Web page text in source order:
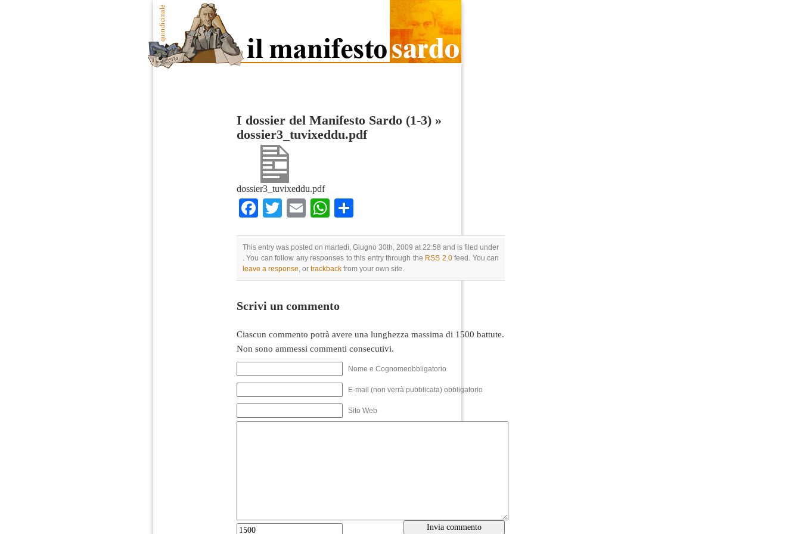
I dossier del Manifesto Sardo (1-3) »
dossier3_tuvixeddu.pdf
dossier3_tuvixeddu.pdf
Facebook
TwitterEmailWhatsApp
This entry was posted on martedì, Giugno 30th, 2009 at 22:58 and is filed under
. You can follow any responses to this entry through the RSS 2.0feed. You can
leave a response, or trackback from your own site.
Scrivi un commento
Ciascun commento potrà avere una lunghezza massima di 1500 battute.
Non sono ammessi commenti consecutivi.
Nome e Cognomeobbligatorio
E-mail (non verrà pubblicata) obbligatorio
Sito Web